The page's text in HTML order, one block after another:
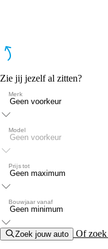
Zie jij jezelf al zitten?
Merk
Model
Prijs tot
Bouwjaar vanaf
Zoek jouw auto Of